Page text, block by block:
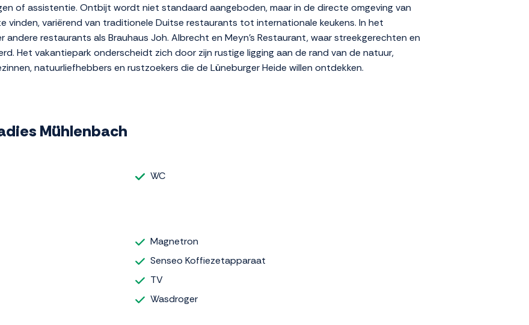
of assistentie. Ontbijt wordt niet standaard aangeboden, maar in de directe omgeving van
vinden, variërend van traditionele Duitse restaurants tot internationale keukens. In het
restaurants als Brauhaus Joh. Albrecht en Meyn's Restaurant, waar streekgerechten en
Het vakantiepark onderscheidt zich door zijn rustige ligging aan de rand van de natuur,
natuurliefhebbers en rustzoekers die de Lüneburger Heide willen ontdekken.
Mühlenbach
WC
Magnetron
Senseo Koffiezetapparaat
TV
Wasdroger